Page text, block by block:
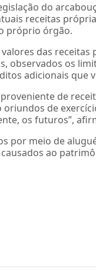
do
receitas
próprio órgão.
das
observados os
adicionais que
de
de
os futuros”,
por meio de
ao